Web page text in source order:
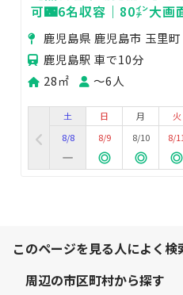
可🌃6名収容｜80㌅大画
ー・研修に最適な個室
鹿児島県 鹿児島市 玉里町
鹿児島駅 車で10分
28㎡
〜6人
土
8/8
日
8/9
月
8/10
火
8/11
このページを見る人によく
周辺の市区町村から探す